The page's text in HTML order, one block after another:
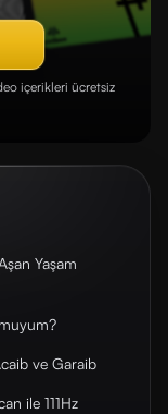
içerikleri ücretsiz
Yaşam
ve Garaib
ile 111Hz